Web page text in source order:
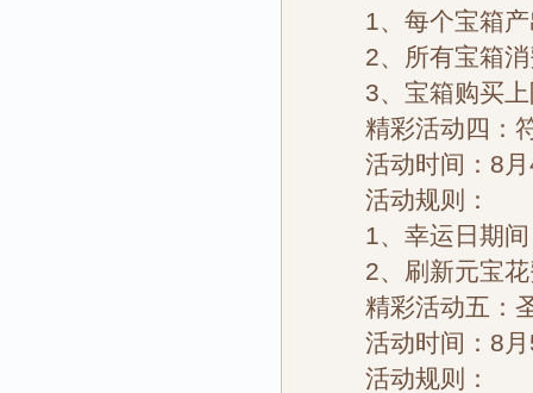
1、每个宝箱产
2、所有宝箱消
3、宝箱购买上
精彩活动四：符
活动时间：8月
活动规则：
1、幸运日期间
2、刷新元宝花
精彩活动五：
活动时间：8月
活动规则：